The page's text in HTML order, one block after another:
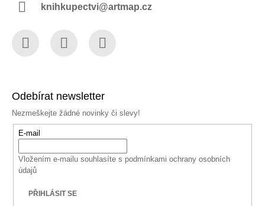
knihkupectvi@artmap.cz
Odebírat newsletter
Nezmeškejte žádné novinky či slevy!
E-mail
Vložením e-mailu souhlasíte s podmínkami ochrany osobních
údajů
PŘIHLÁSIT SE